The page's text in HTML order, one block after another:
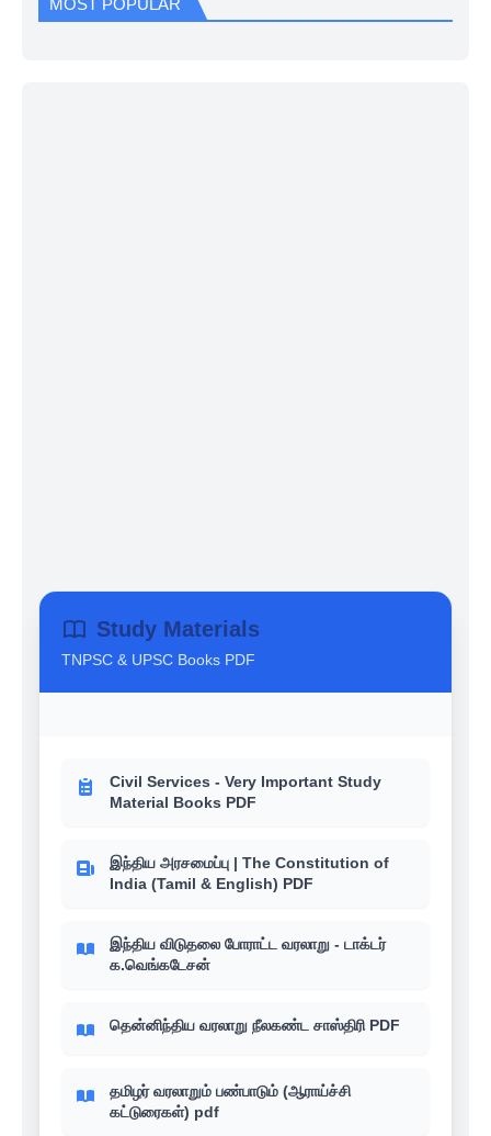
MOST POPULAR
Study Materials
TNPSC & UPSC Books PDF
Civil Services - Very Important Study
Material Books PDF
இந்திய அரசமைப்பு | The Constitution of
India (Tamil & English) PDF
இந்திய விடுதலை போராட்ட வரலாறு - டாக்டர்
க.வெங்கடேசன்
தென்னிந்திய வரலாறு நீலகண்ட சாஸ்திரி PDF
தமிழர் வரலாறும் பண்பாடும் (ஆராய்ச்சி
கட்டுரைகள்) pdf